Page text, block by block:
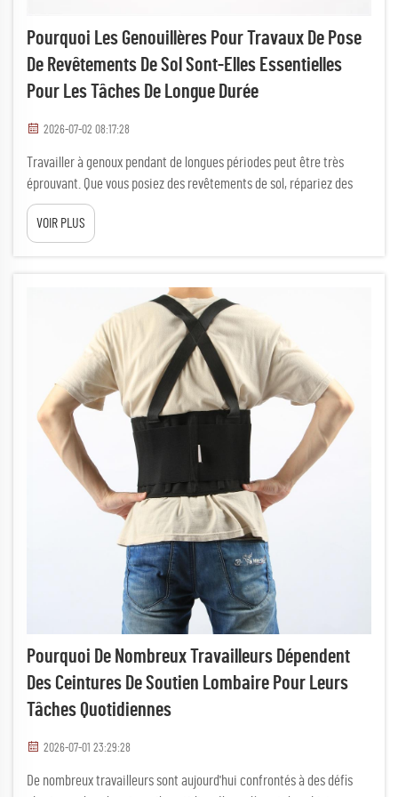
Pourquoi Les Genouillères Pour Travaux De Pose
De Revêtements De Sol Sont-Elles Essentielles
Pour Les Tâches De Longue Durée
2026-07-02 08:17:28
Travailler à genoux pendant de longues périodes peut être très
éprouvant. Que vous posiez des revêtements de sol, répariez des
canalisations ou effectuiez toute autre tâche nécessitant de
s’agenouiller, le sol dur provoque de fortes douleurs. C’est
préservent vos genoux et rendent plus facile le travail...
VOIR PLUS
Pourquoi De Nombreux Travailleurs Dépendent
Des Ceintures De Soutien Lombaire Pour Leurs
Tâches Quotidiennes
2026-07-01 23:29:28
De nombreux travailleurs sont aujourd'hui confrontés à des défis